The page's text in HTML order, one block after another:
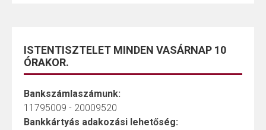
ISTENTISZTELET MINDEN VASÁRNAP 10
ÓRAKOR.
Bankszámlaszámunk:
11795009 - 20009520
Bankkártyás adakozási lehetőség: